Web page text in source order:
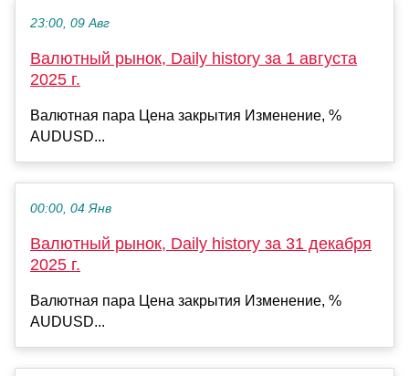
23:00, 09 Авг
Валютный рынок, Daily history за 1 августа
2025 г.
Валютная пара Цена закрытия Изменение, %
AUDUSD...
00:00, 04 Янв
Валютный рынок, Daily history за 31 декабря
2025 г.
Валютная пара Цена закрытия Изменение, %
AUDUSD...